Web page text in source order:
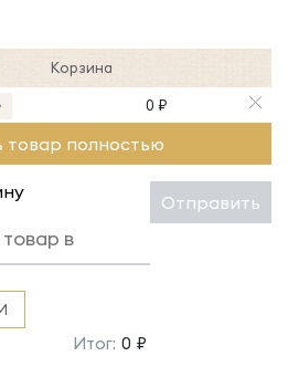
Корзина
0 ₽
товар полностью
Отправить
Итог: 0 ₽